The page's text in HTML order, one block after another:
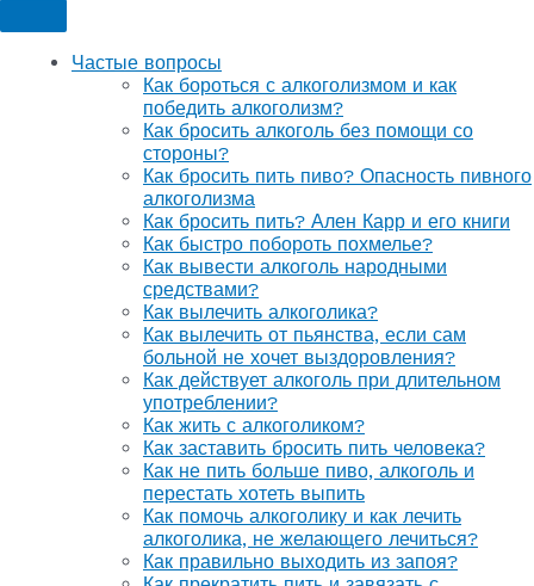
Частые вопросы
Как бороться с алкоголизмом и как
победить алкоголизм?
Как бросить алкоголь без помощи со
стороны?
Как бросить пить пиво? Опасность пивного
алкоголизма
Как бросить пить? Ален Карр и его книги
Как быстро побороть похмелье?
Как вывести алкоголь народными
средствами?
Как вылечить алкоголика?
Как вылечить от пьянства, если сам
больной не хочет выздоровления?
Как действует алкоголь при длительном
употреблении?
Как жить с алкоголиком?
Как заставить бросить пить человека?
Как не пить больше пиво, алкоголь и
перестать хотеть выпить
Как помочь алкоголику и как лечить
алкоголика, не желающего лечиться?
Как правильно выходить из запоя?